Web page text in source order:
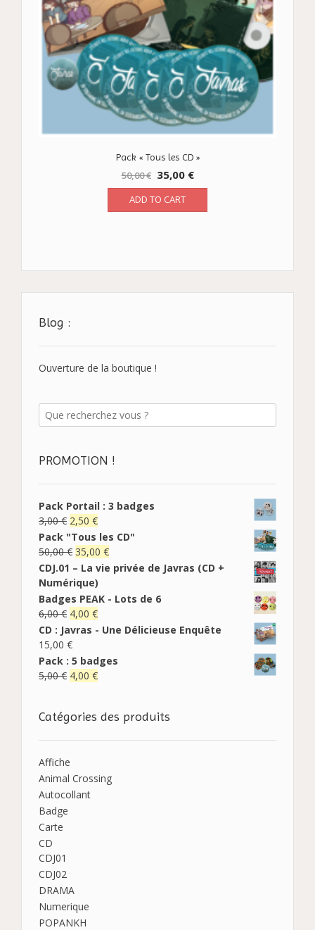
Pack « Tous les CD »
50,00€ 35,00 €
ADD TO CART
Blog :
Ouverture de la boutique !
PROMOTION !
Pack Portail : 3 badges
3,00€ 2,50 €
Pack "Tous les CD"
50,00€ 35,00 €
CDJ.01 – La vie privée de Javras (CD +
Numérique)
Badges PEAK - Lots de 6
6,00€ 4,00 €
CD : Javras - Une Délicieuse Enquête
15,00 €
Pack : 5 badges
5,00€ 4,00 €
Catégories des produits
Affiche
Animal Crossing
Autocollant
Badge
Carte
CD
CDJ01
CDJ02
DRAMA
Numerique
POPANKH